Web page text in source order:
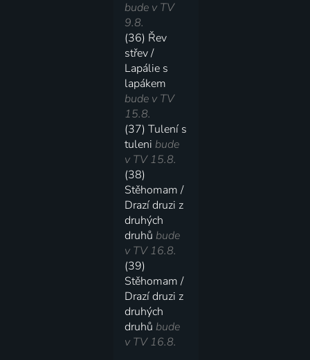
bude v TV
9.8.
(36) Řev
střev /
Lapálie s
lapákem
bude v TV
15.8.
(37) Tulení s
tulenibude
v TV 15.8.
(38)
Stěhomam /
Drazí druzi z
druhých
druhůbude
v TV 16.8.
(39)
Stěhomam /
Drazí druzi z
druhých
druhůbude
v TV 16.8.